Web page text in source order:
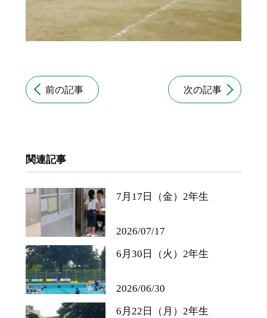
前の記事 次の記事
関連記事
7月17日（金）2年生
2026/07/17
6月30日（火）2年生
2026/06/30
6月22日（月）2年生